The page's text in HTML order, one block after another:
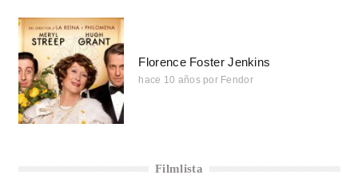
Florence Foster Jenkins
hace 10 años por Fendor
Filmlista